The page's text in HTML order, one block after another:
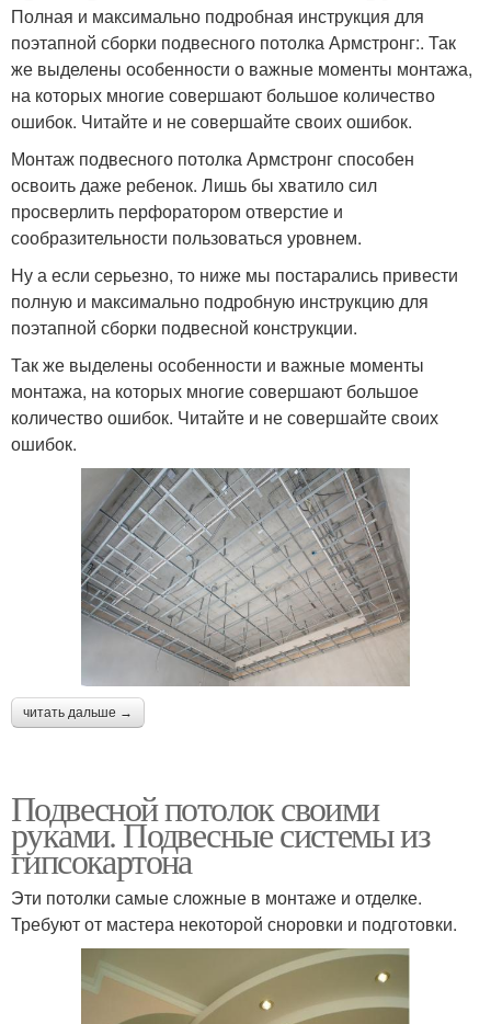
Полная и максимально подробная инструкция для
поэтапной сборки подвесного потолка Армстронг:. Так
же выделены особенности о важные моменты монтажа,
на которых многие совершают большое количество
ошибок. Читайте и не совершайте своих ошибок.
Монтаж подвесного потолка Армстронг способен
освоить даже ребенок. Лишь бы хватило сил
просверлить перфоратором отверстие и
сообразительности пользоваться уровнем.
Ну а если серьезно, то ниже мы постарались привести
полную и максимально подробную инструкцию для
поэтапной сборки подвесной конструкции.
Так же выделены особенности и важные моменты
монтажа, на которых многие совершают большое
количество ошибок. Читайте и не совершайте своих
ошибок.
читать дальше →
Подвесной потолок своими
руками. Подвесные системы из
гипсокартона
Эти потолки самые сложные в монтаже и отделке.
Требуют от мастера некоторой сноровки и подготовки.